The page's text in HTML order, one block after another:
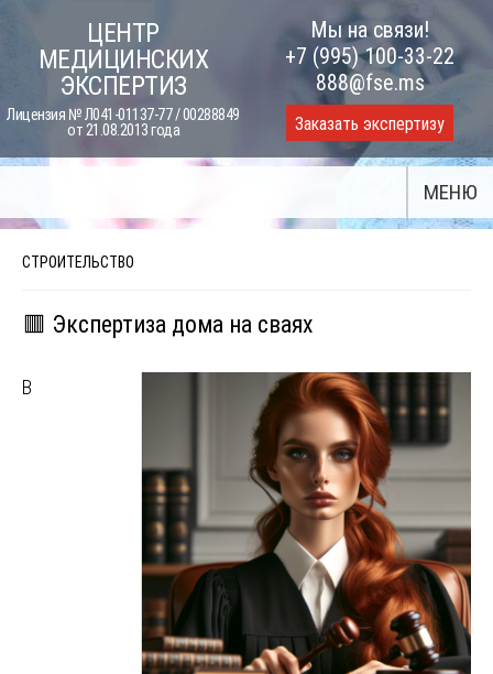
content
ЦЕНТР
МЕДИЦИНСКИХ
ЭКСПЕРТИЗ
Лицензия № Л041-01137-77 / 00288849
от 21.08.2013 года
Мы на связи!
+7 (995) 100-33-22
888@fse.ms
Заказать экспертизу
МЕНЮ
СТРОИТЕЛЬСТВО
🟥 Экспертиза дома на сваях
В